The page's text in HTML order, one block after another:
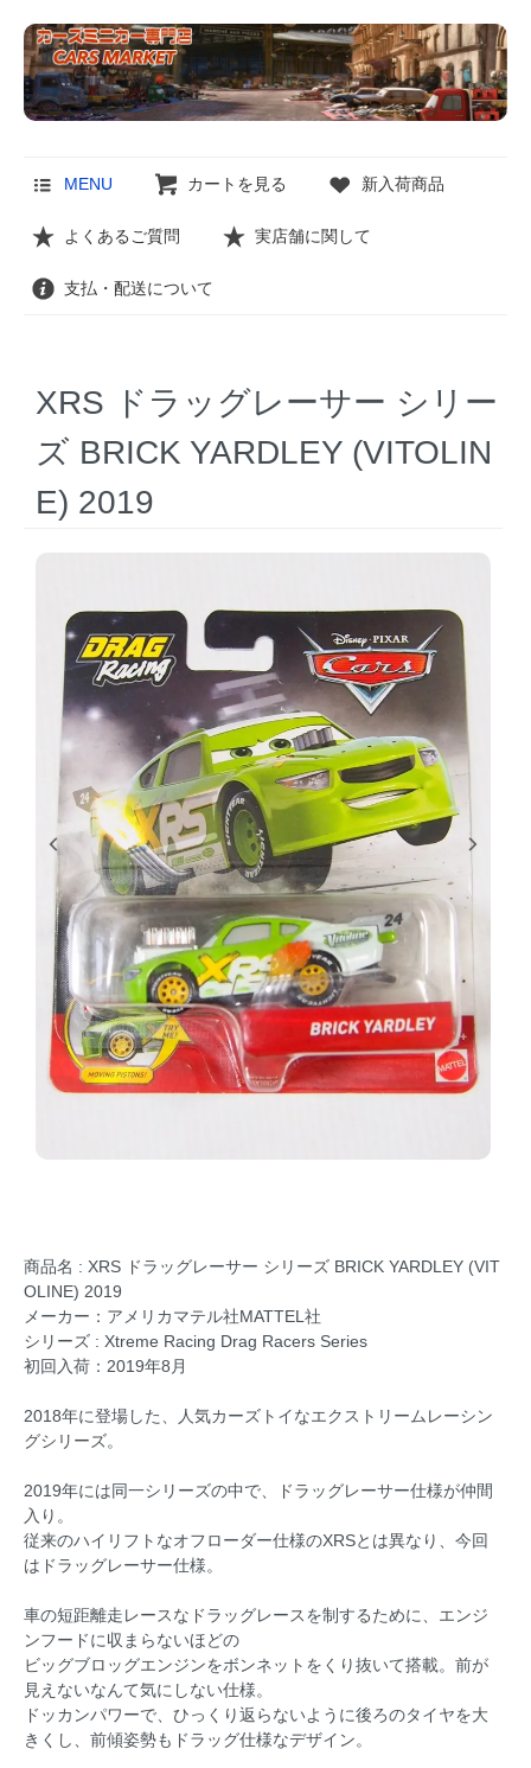
MENU カートを見る 新入荷商品
よくあるご質問 実店舗に関して
支払・配送について
XRS ドラッグレーサー シリー
ズ BRICK YARDLEY (VITOLIN
E) 2019
商品名 : XRS ドラッグレーサー シリーズ BRICK YARDLEY (VIT
OLINE) 2019
メーカー：アメリカマテル社MATTEL社
シリーズ : Xtreme Racing Drag Racers Series
初回入荷：2019年8月
2018年に登場した、人気カーズトイなエクストリームレーシン
グシリーズ。
2019年には同一シリーズの中で、ドラッグレーサー仕様が仲間
入り。
従来のハイリフトなオフローダー仕様のXRSとは異なり、今回
はドラッグレーサー仕様。
車の短距離走レースなドラッグレースを制するために、エンジ
ンフードに収まらないほどの
ビッグブロッグエンジンをボンネットをくり抜いて搭載。前が
見えないなんて気にしない仕様。
ドッカンパワーで、ひっくり返らないように後ろのタイヤを大
きくし、前傾姿勢もドラッグ仕様なデザイン。